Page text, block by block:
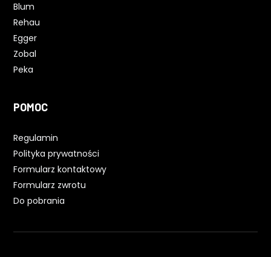
Blum
Rehau
Egger
Zobal
Peka
POMOC
Regulamin
Polityka prywatności
Formularz kontaktowy
Formularz zwrotu
Do pobrania